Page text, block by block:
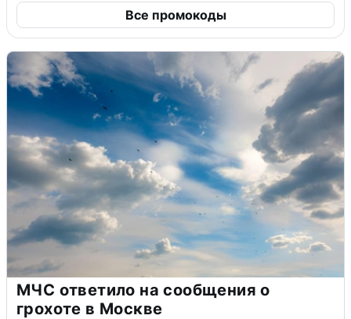
Все промокоды
МЧС ответило на сообщения о
грохоте в Москве